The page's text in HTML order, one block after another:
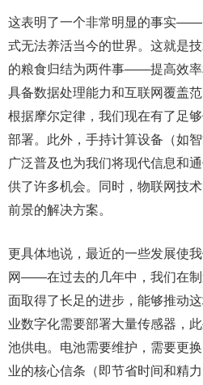
这表明了一个非常明显的事实——
式无法养活当今的世界。这就是
的粮食归结为两件事——提高效率
具备数据处理能力和互联网覆盖
根据摩尔定律，我们现在有了足
部署。此外，手持计算设备（如
广泛普及也为我们将现代信息和
供了许多机会。同时，物联网技
前景的解决方案。
更具体地说，最近的一些发展使
网——在过去的几年中，我们在
面取得了长足的进步，能够推动
业数字化需要部署大量传感器，
池供电。电池需要维护，需要更
业的核心信条（即节省时间和精